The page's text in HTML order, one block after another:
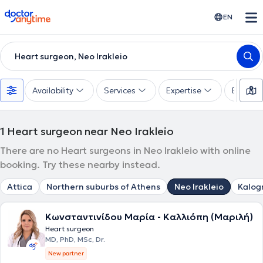
doctoranytime EN
Heart surgeon, Neo Irakleio
Availability Services Expertise
1 Heart surgeon near Neo Irakleio
There are no Heart surgeons in Neo Irakleio with online
booking. Try these nearby instead.
Attica Northern suburbs of Athens Neo Irakleio
Κωνσταντινίδου Μαρία - Καλλιόπη (Μαριλή)
Heart surgeon
MD, PhD, MSc, Dr.
New partner